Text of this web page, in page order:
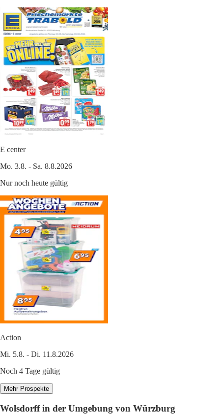
E center
Mo. 3.8. - Sa. 8.8.2026
Nur noch heute gültig
Action
Mi. 5.8. - Di. 11.8.2026
Noch 4 Tage gültig
Mehr Prospekte
Wolsdorff in der Umgebung von Würzburg